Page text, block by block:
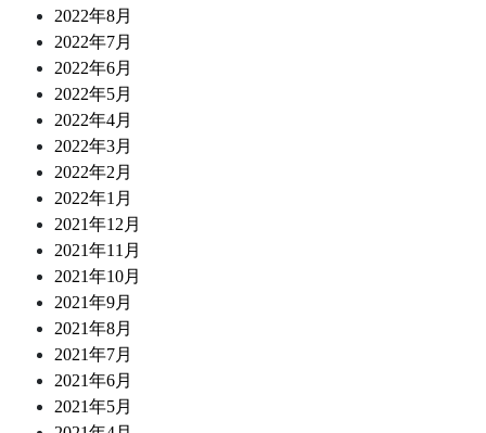
2022年8月
2022年7月
2022年6月
2022年5月
2022年4月
2022年3月
2022年2月
2022年1月
2021年12月
2021年11月
2021年10月
2021年9月
2021年8月
2021年7月
2021年6月
2021年5月